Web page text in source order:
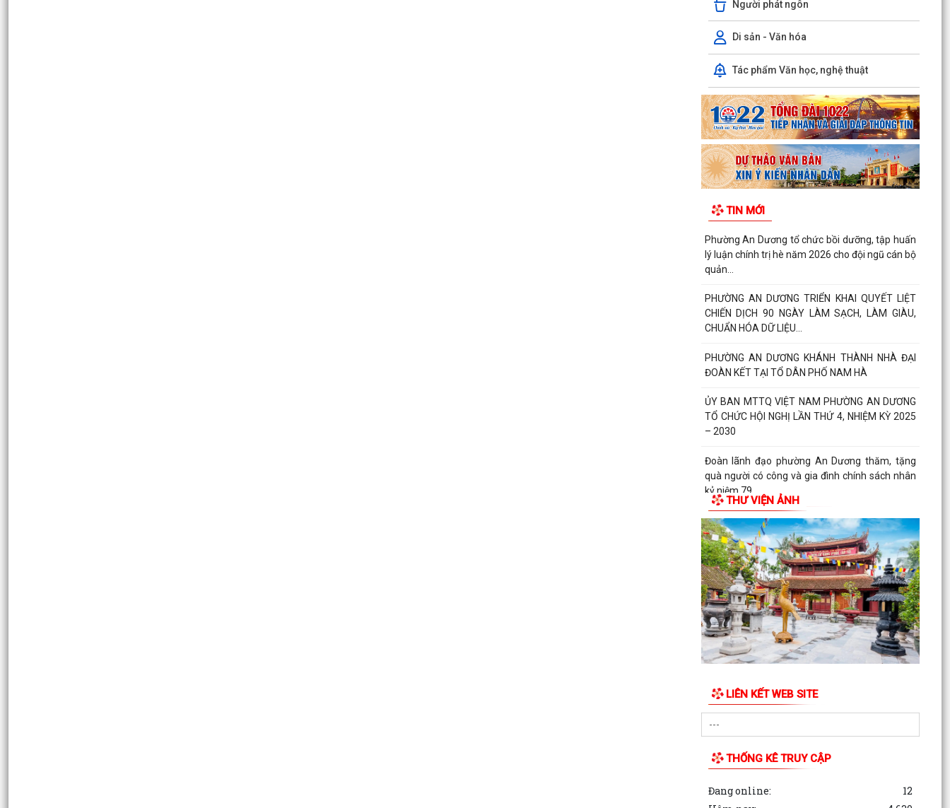
Người phát ngôn
Di sản - Văn hóa
Tác phẩm Văn học, nghệ thuật
TIN MỚI
Phường An Dương tổ chức bồi dưỡng, tập huấn
lý luận chính trị hè năm 2026 cho đội ngũ cán bộ
quản...
PHƯỜNG AN DƯƠNG TRIỂN KHAI QUYẾT LIỆT
CHIẾN DỊCH 90 NGÀY LÀM SẠCH, LÀM GIÀU,
CHUẨN HÓA DỮ LIỆU...
PHƯỜNG AN DƯƠNG KHÁNH THÀNH NHÀ ĐẠI
ĐOÀN KẾT TẠI TỔ DÂN PHỐ NAM HÀ
ỦY BAN MTTQ VIỆT NAM PHƯỜNG AN DƯƠNG
TỔ CHỨC HỘI NGHỊ LẦN THỨ 4, NHIỆM KỲ 2025
– 2030
Đoàn lãnh đạo phường An Dương thăm, tặng
quà người có công và gia đình chính sách nhân
kỷ niệm 79...
ỦY BAN MẶT TRẬN TỔ QUỐC VIỆT NAM
PHƯỜNG AN DƯƠNG TỔ CHỨC HỘI NGHỊ GIAO
BAN CÔNG TÁC MẶT TRẬN ĐÁNH...
THƯ VIỆN ẢNH
LIÊN KẾT WEB SITE
THỐNG KÊ TRUY CẬP
Đang online:
12